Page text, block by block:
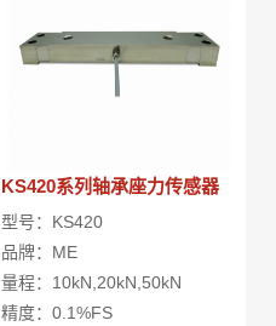
KS420系列轴承座力传感器
型号：KS420
品牌：ME
量程：10kN,20kN,50kN
精度：0.1%FS